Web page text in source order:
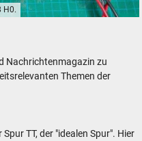
H0.
Nachrichtenmagazin zu
Themen der
TT, der "idealen Spur". Hier